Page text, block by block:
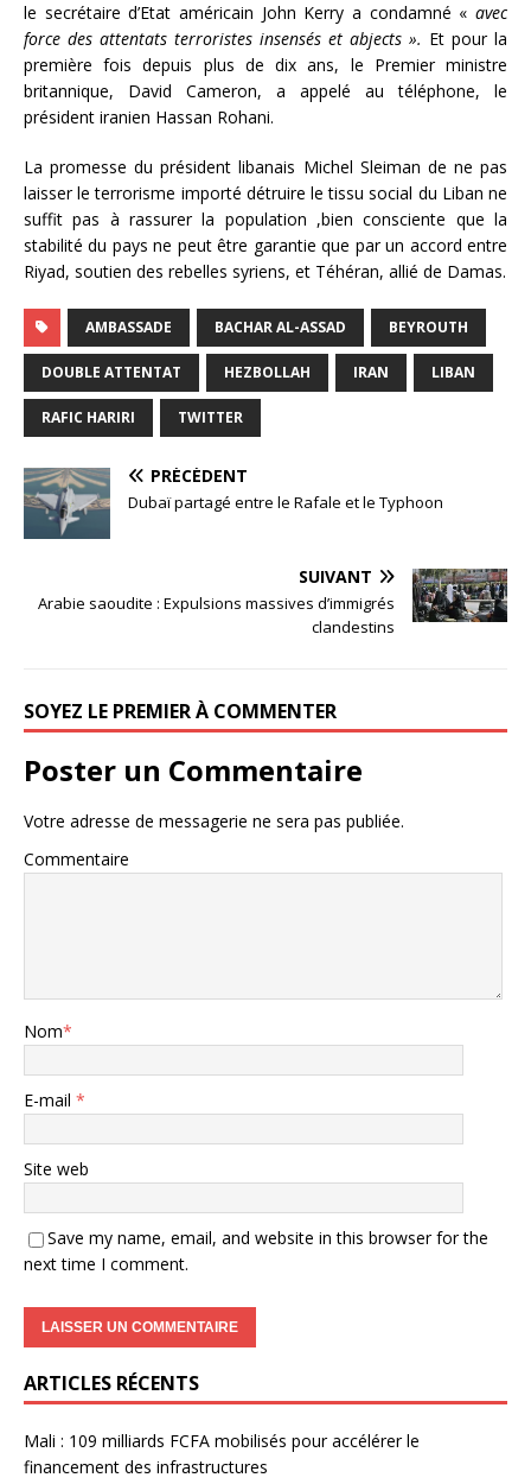
le secrétaire d’Etat américain John Kerry a condamné « avec
force des attentats terroristes insensés et abjects ». Et pour la
première fois depuis plus de dix ans, le Premier ministre
britannique, David Cameron, a appelé au téléphone, le
président iranien Hassan Rohani.
La promesse du président libanais Michel Sleiman de ne pas
laisser le terrorisme importé détruire le tissu social du Liban ne
suffit pas à rassurer la population ,bien consciente que la
stabilité du pays ne peut être garantie que par un accord entre
Riyad, soutien des rebelles syriens, et Téhéran, allié de Damas.
AMBASSADE BACHAR AL-ASSAD BEYROUTH
DOUBLE ATTENTAT HEZBOLLAH IRAN LIBAN
RAFIC HARIRI TWITTER
PRÉCÉDENT
Dubaï partagé entre le Rafale et le Typhoon
SUIVANT
Arabie saoudite : Expulsions massives d’immigrés
clandestins
SOYEZ LE PREMIER À COMMENTER
Poster un Commentaire
Votre adresse de messagerie ne sera pas publiée.
Commentaire
Nom*
E-mail *
Site web
Save my name, email, and website in this browser for the
next time I comment.
ARTICLES RÉCENTS
Mali : 109 milliards FCFA mobilisés pour accélérer le
financement des infrastructures